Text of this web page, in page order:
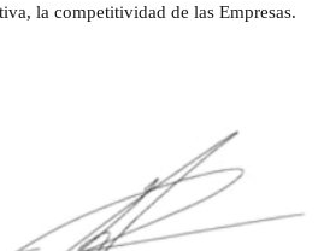
la competitividad de las Empresas.